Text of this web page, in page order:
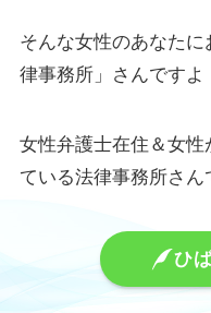
そんな女性のあなた
律事務所」さんですよ
女性弁護士在住＆女
ている法律事務所さん
ひ